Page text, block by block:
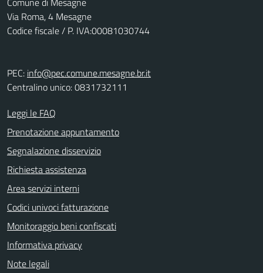
Via Roma, 4 Mesagne
Codice fiscale / P. IVA:00081030744
PEC: info@pec.comune.mesagne.br.it
Centralino unico: 0831732111
Leggi le FAQ
Prenotazione appuntamento
Segnalazione disservizio
Richiesta assistenza
Area servizi interni
Codici univoci fatturazione
Monitoraggio beni confiscati
Informativa privacy
Note legali